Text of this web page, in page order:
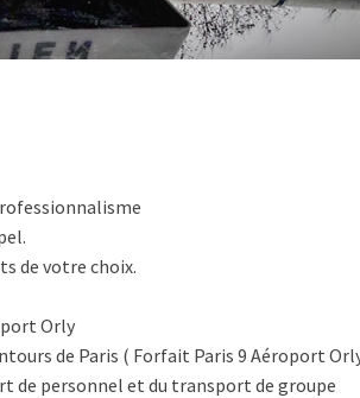
de votre choix.
Orly
de Paris ( Forfait Paris 9 Aéroport
de personnel et du transport de groupe